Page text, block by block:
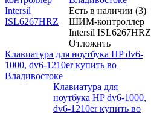
Есть в наличии (3)
ШИМ-контроллер
Intersil ISL6267HRZ
Отложить
Клавиатура для ноутбука HP dv6-
1000, dv6-1210er купить во
Владивостоке
Клавиатура для
ноутбука HP dv6-1000,
dv6-1210er купить во